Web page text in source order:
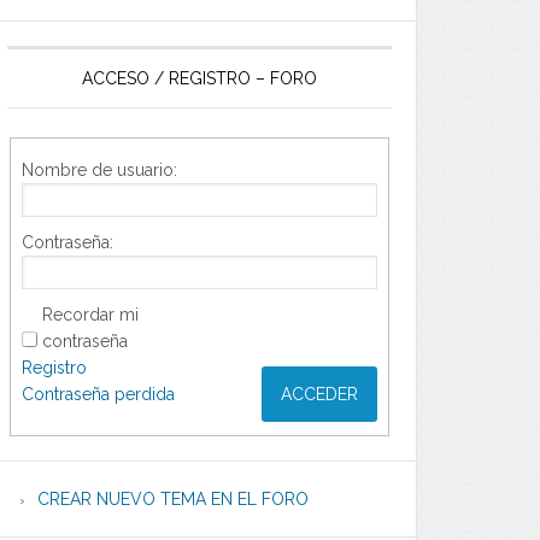
ACCESO / REGISTRO – FORO
Nombre de usuario:
Contraseña:
Recordar mi
contraseña
ACCEDER
Registro
Contraseña perdida
CREAR NUEVO TEMA EN EL FORO